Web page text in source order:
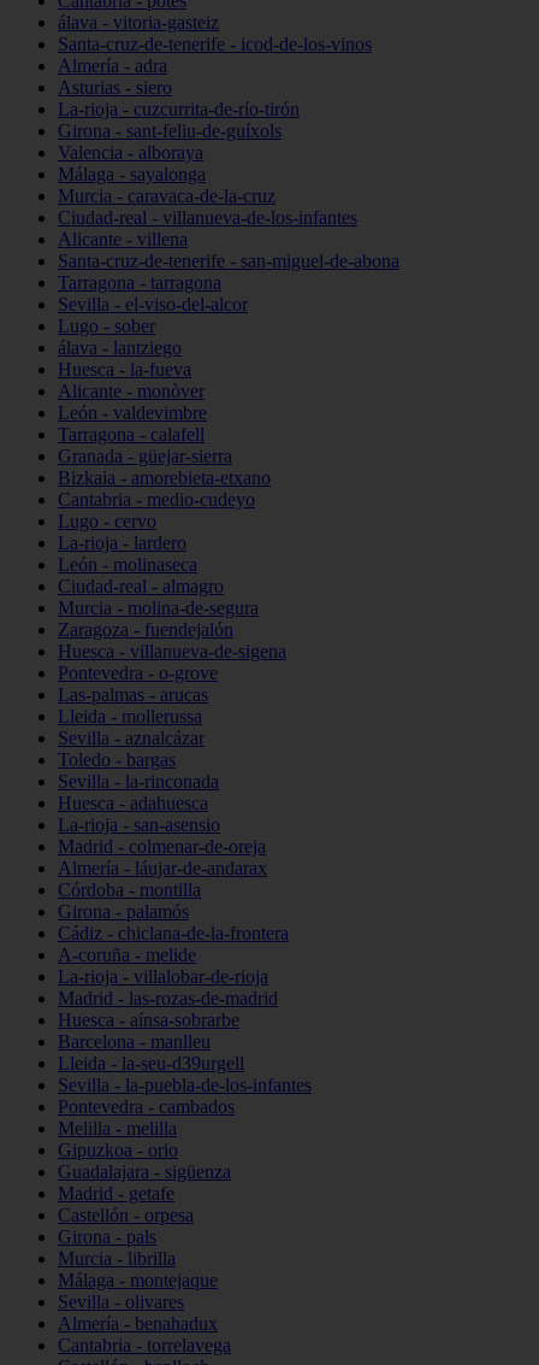
álava - vitoria-gasteiz
Santa-cruz-de-tenerife - icod-de-los-vinos
Almería - adra
Asturias - siero
La-rioja - cuzcurrita-de-río-tirón
Girona - sant-feliu-de-guíxols
Valencia - alboraya
Málaga - sayalonga
Murcia - caravaca-de-la-cruz
Ciudad-real - villanueva-de-los-infantes
Alicante - villena
Santa-cruz-de-tenerife - san-miguel-de-abona
Tarragona - tarragona
Sevilla - el-viso-del-alcor
Lugo - sober
álava - lantziego
Huesca - la-fueva
Alicante - monòver
León - valdevimbre
Tarragona - calafell
Granada - güejar-sierra
Bizkaia - amorebieta-etxano
Cantabria - medio-cudeyo
Lugo - cervo
La-rioja - lardero
León - molinaseca
Ciudad-real - almagro
Murcia - molina-de-segura
Zaragoza - fuendejalón
Huesca - villanueva-de-sigena
Pontevedra - o-grove
Las-palmas - arucas
Lleida - mollerussa
Sevilla - aznalcázar
Toledo - bargas
Sevilla - la-rinconada
Huesca - adahuesca
La-rioja - san-asensio
Madrid - colmenar-de-oreja
Almería - láujar-de-andarax
Córdoba - montilla
Girona - palamós
Cádiz - chiclana-de-la-frontera
A-coruña - melide
La-rioja - villalobar-de-rioja
Madrid - las-rozas-de-madrid
Huesca - aínsa-sobrarbe
Barcelona - manlleu
Lleida - la-seu-d39urgell
Sevilla - la-puebla-de-los-infantes
Pontevedra - cambados
Melilla - melilla
Gipuzkoa - orio
Guadalajara - sigüenza
Madrid - getafe
Castellón - orpesa
Girona - pals
Murcia - librilla
Málaga - montejaque
Sevilla - olivares
Almería - benahadux
Cantabria - torrelavega